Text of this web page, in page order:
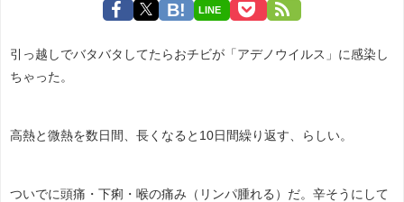
LINE
引っ越しでバタバタしてたらおチビが「アデノウイルス」に感染し
ちゃった。
高熱と微熱を数日間、長くなると10日間繰り返す、らしい。
ついでに頭痛・下痢・喉の痛み（リンパ腫れる）だ。辛そうにして